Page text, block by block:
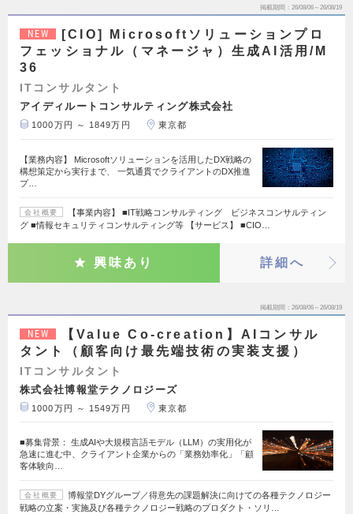
掲載期間 26/08/06～26/08/19
NEW
[CIO] Microsoftソリューションプロ
フェッショナル（マネージャ）生成AI活用/M
36
ITコンサルタント
アイディルートコンサルティング株式会社
1000万円 ～ 1849万円 東京都
【業務内容】 Microsoftソリューションを活用したDX戦略の
構想策定から実行まで、 一気通貫でクライアントのDX推進
プ…
会社概要
【事業内容】 ■IT戦略コンサルティング ビジネスコンサルティン
グ ■情報セキュリティコンサルティング等 【サービス】 ■CIO…
興味あり 詳細へ
掲載期間 26/08/06～26/08/19
NEW
【Value Co-creation】AIコンサル
タント（顧客向け最先端技術の実装支援）
ITコンサルタント
株式会社博報堂テクノロジーズ
1000万円 ～ 1549万円 東京都
■募集背景： 生成AIや大規模言語モデル（LLM）の実用化が
急速に進む中、クライアント企業からの「業務効率化」「顧
客体験向…
会社概要
博報堂DYグループ／得意先の課題解決に向けての各種テクノロジー
戦略の立案・実施及び各種テクノロジー戦略のプロダクト・ソリ…